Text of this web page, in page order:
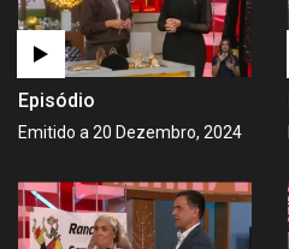
Episódio
Emitido a 20 Dezembro, 2024